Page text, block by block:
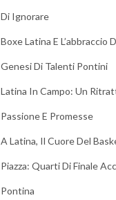
Di Ignorare
Boxe Latina E L’abbraccio
Genesi Di Talenti Pontini
Latina In Campo: Un
Passione E Promesse
A Latina, Il Cuore Del
Piazza: Quarti Di Finale
Pontina